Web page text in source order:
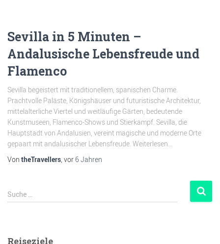
Sevilla in 5 Minuten –
Andalusische Lebensfreude und
Flamenco
Sevilla begeistert mit traditionellem, spanischen Charme.
Prachtvolle Paläste, Königshäuser und futuristische Architektur,
mittelalterliche Viertel und weitläufige Gärten, bedeutende
Kunstmuseen, Flamenco-Shows und Stierkampf. Sevilla, die
Hauptstadt von Andalusien, vereint magische und moderne Orte
gepaart mit andalusischer Lebensfreude. Weiterlesen…
Von theTravellers , vor 6 Jahren
Suche …
Reiseziele